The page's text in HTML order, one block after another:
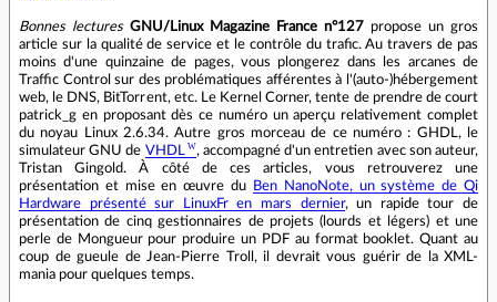
Bonnes lectures GNU/Linux Magazine France n°127 propose un gros
article sur la qualité de service et le contrôle du trafic. Au travers de pas
moins d'une quinzaine de pages, vous plongerez dans les arcanes de
Traffic Control sur des problématiques afférentes à l'(auto-)hébergement
web, le DNS, BitTorrent, etc. Le Kernel Corner, tente de prendre de court
patrick_g en proposant dès ce numéro un aperçu relativement complet
du noyau Linux 2.6.34. Autre gros morceau de ce numéro : GHDL, le
simulateur GNU de VHDL
, accompagné d'un entretien avec son auteur,
Tristan Gingold. À côté de ces articles, vous retrouverez une
présentation et mise en œuvre du
Ben NanoNote, un système de Qi
Hardware présenté sur LinuxFr en mars dernier, un rapide tour de
présentation de cinq gestionnaires de projets (lourds et légers) et une
perle de Mongueur pour produire un PDF au format booklet. Quant au
coup de gueule de Jean-Pierre Troll, il devrait vous guérir de la XML-
mania pour quelques temps.